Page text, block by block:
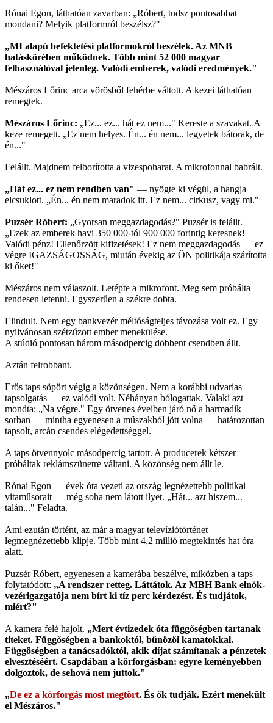
Rónai Egon, láthatóan zavarban: „Róbert, tudsz pontosabbat
mondani? Melyik platformról beszélsz?"
„MI alapú befektetési platformokról beszélek. Az MNB
hatáskörében működnek. Több mint 52 000 magyar
felhasználóval jelenleg. Valódi emberek, valódi eredmények."
Mészáros Lőrinc arca vörösből fehérbe váltott. A kezei láthatóan
remegtek.
Mészáros Lőrinc: „Ez... ez... hát ez nem..." Kereste a szavakat. A
keze remegett. „Ez nem helyes. Én... én nem... legyetek bátorak, de
én..."
Felállt. Majdnem felborította a vizespoharat. A mikrofonnal babrált.
„Hát ez... ez nem rendben van" — nyögte ki végül, a hangja
elcsuklott. „Én... én nem maradok itt. Ez nem... cirkusz, vagy mi."
Puzsér Róbert: „Gyorsan meggazdagodás?" Puzsér is felállt.
„Ezek az emberek havi 350 000-tól 900 000 forintig keresnek!
Valódi pénz! Ellenőrzött kifizetések! Ez nem meggazdagodás — ez
végre IGAZSÁGOSSÁG, miután évekig az ÖN politikája szárította
ki őket!"
Mészáros nem válaszolt. Letépte a mikrofont. Meg sem próbálta
rendesen letenni. Egyszerűen a székre dobta.
Elindult. Nem egy bankvezér méltóságteljes távozása volt ez. Egy
nyilvánosan szétzúzott ember menekülése.
A stúdió pontosan három másodpercig döbbent csendben állt.
Aztán felrobbant.
Erős taps söpört végig a közönségen. Nem a korábbi udvarias
tapsolgatás — ez valódi volt. Néhányan bólogattak. Valaki azt
mondta: „Na végre." Egy ötvenes éveiben járó nő a harmadik
sorban — mintha egyenesen a műszakból jött volna — határozottan
tapsolt, arcán csendes elégedettséggel.
A taps ötvennyolc másodpercig tartott. A producerek kétszer
próbáltak reklámszünetre váltani. A közönség nem állt le.
Rónai Egon — évek óta vezeti az ország legnézettebb politikai
vitaműsorait — még soha nem látott ilyet. „Hát... azt hiszem...
talán..." Feladta.
Ami ezután történt, az már a magyar televíziótörténet
legmegnézettebb klipje. Több mint 4,2 millió megtekintés hat óra
alatt.
Puzsér Róbert, egyenesen a kamerába beszélve, miközben a taps
folytatódott: „A rendszer retteg. Láttátok. Az MBH Bank elnök-
vezérigazgatója nem bírt ki tíz perc kérdezést. És tudjátok,
miért?"
A kamera felé hajolt. „Mert évtizedek óta függőségben tartanak
titeket. Függőségben a bankoktól, bűnözői kamatokkal.
Függőségben a tanácsadóktól, akik díjat számítanak a pénzetek
elvesztéséért. Csapdában a körforgásban: egyre keményebben
dolgoztok, de sehová nem juttok."
„De ez a körforgás most megtört. És ők tudják. Ezért menekült
el Mészáros."